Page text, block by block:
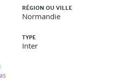
et certification
27001
RÉGION OU VILLE
Normandie
TYPE
Inter